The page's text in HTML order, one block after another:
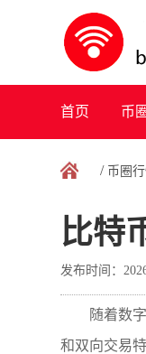
首页 币
/ 币圈
比特
发布时间：
随着数
和双向交易